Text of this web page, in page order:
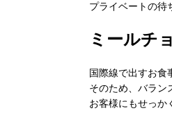
プライベートの待
ミールチ
国際線で出すお食
そのため、バラン
お客様にもせっか